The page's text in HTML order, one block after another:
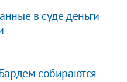
в суде деньги
собираются